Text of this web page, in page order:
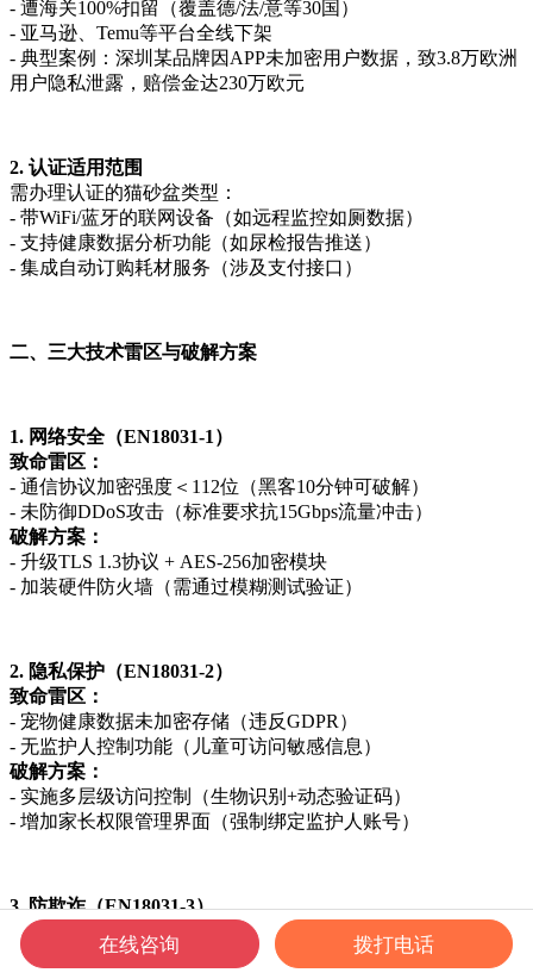
- 遭海关100%扣留（覆盖德/法/意等30国）
- 亚马逊、Temu等平台全线下架
- 典型案例：深圳某品牌因APP未加密用户数据，致3.8万欧洲
用户隐私泄露，赔偿金达230万欧元
2. 认证适用范围
需办理认证的猫砂盆类型：
- 带WiFi/蓝牙的联网设备（如远程监控如厕数据）
- 支持健康数据分析功能（如尿检报告推送）
- 集成自动订购耗材服务（涉及支付接口）
二、三大技术雷区与破解方案
1. 网络安全（EN18031-1）
致命雷区：
- 通信协议加密强度＜112位（黑客10分钟可破解）
- 未防御DDoS攻击（标准要求抗15Gbps流量冲击）
破解方案：
- 升级TLS 1.3协议 + AES-256加密模块
- 加装硬件防火墙（需通过模糊测试验证）
2. 隐私保护（EN18031-2）
致命雷区：
- 宠物健康数据未加密存储（违反GDPR）
- 无监护人控制功能（儿童可访问敏感信息）
破解方案：
- 实施多层级访问控制（生物识别+动态验证码）
- 增加家长权限管理界面（强制绑定监护人账号）
3. 防欺诈（EN18031-3）
致命雷区：
- 支付接口无双重验证（单次漏洞致百万欧元损失）
在线咨询 拨打电话